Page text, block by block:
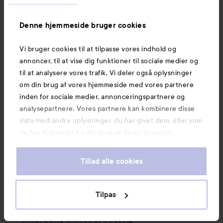
Denne hjemmeside bruger cookies
Vi bruger cookies til at tilpasse vores indhold og
annoncer, til at vise dig funktioner til sociale medier og
til at analysere vores trafik. Vi deler også oplysninger
om din brug af vores hjemmeside med vores partnere
inden for sociale medier, annonceringspartnere og
analysepartnere. Vores partnere kan kombinere disse
data med andre oplysninger, du har givet dem, eller som
de har indsamlet fra din brug af deres tjenester.
Tillad alle cookies
Tilpas
skulle skylles meget længe.
det er mere behageligt for brugeren med åbninger,
#kerastase #lykotestpilot #lykoreview
Like
Kommenter
1078 visninger
Log på for at skrive en kommentar
ud
Plusset ved shampooen er duften og hvordan den